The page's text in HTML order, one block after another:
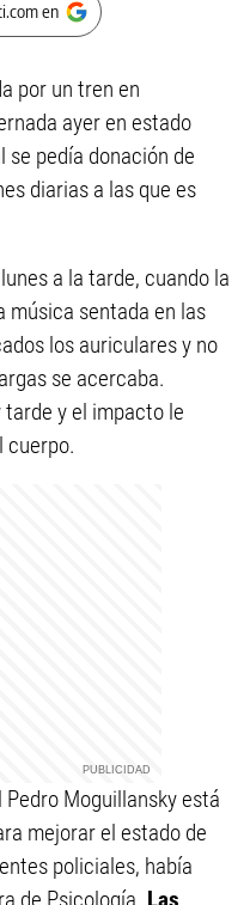
en
por un tren en
ayer en estado
pedía donación de
diarias a las que es
a la tarde, cuando la
música sentada en las
los auriculares y no
se acercaba.
y el impacto le
cuerpo.
Moguillansky está
mejorar el estado de
policiales, había